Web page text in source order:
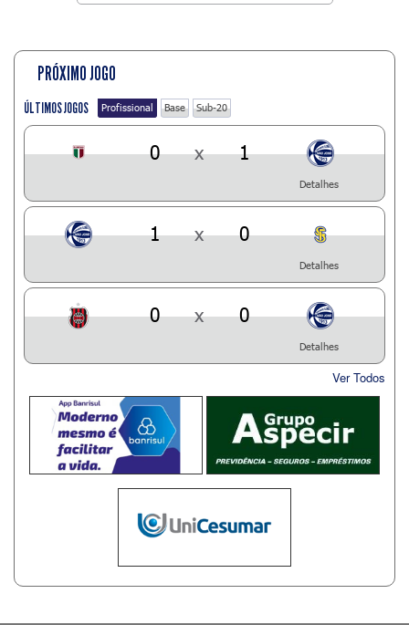
PRÓXIMO JOGO
ÚLTIMOS JOGOS Profissional Base Sub-20
0 x 1
Detalhes
1 x 0
Detalhes
0 x 0
Detalhes
Ver Todos